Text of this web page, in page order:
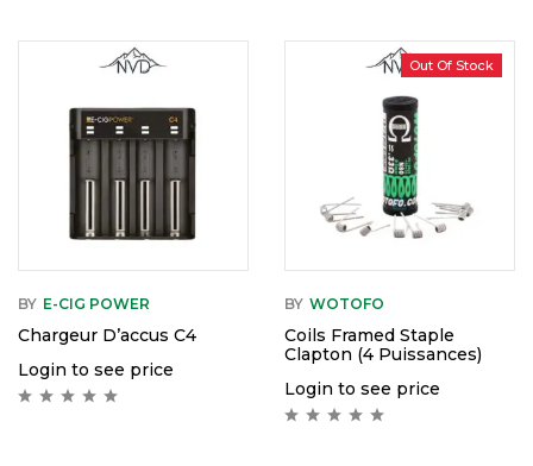
BY E-CIG POWER
Chargeur D’accus C4
Login to see price
Out Of Stock
BY WOTOFO
Coils Framed Staple
Clapton (4 Puissances)
Login to see price